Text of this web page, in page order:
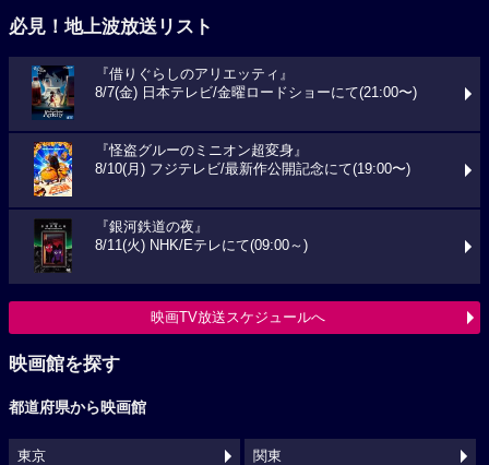
必見！地上波放送リスト
『借りぐらしのアリエッティ』
8/7(金) 日本テレビ/金曜ロードショーにて(21:00〜)
『怪盗グルーのミニオン超変身』
8/10(月) フジテレビ/最新作公開記念にて(19:00〜)
『銀河鉄道の夜』
8/11(火) NHK/Eテレにて(09:00～)
映画TV放送スケジュールへ
映画館を探す
都道府県から映画館
東京 関東